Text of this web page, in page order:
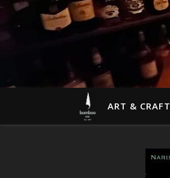
ART & CRAFT